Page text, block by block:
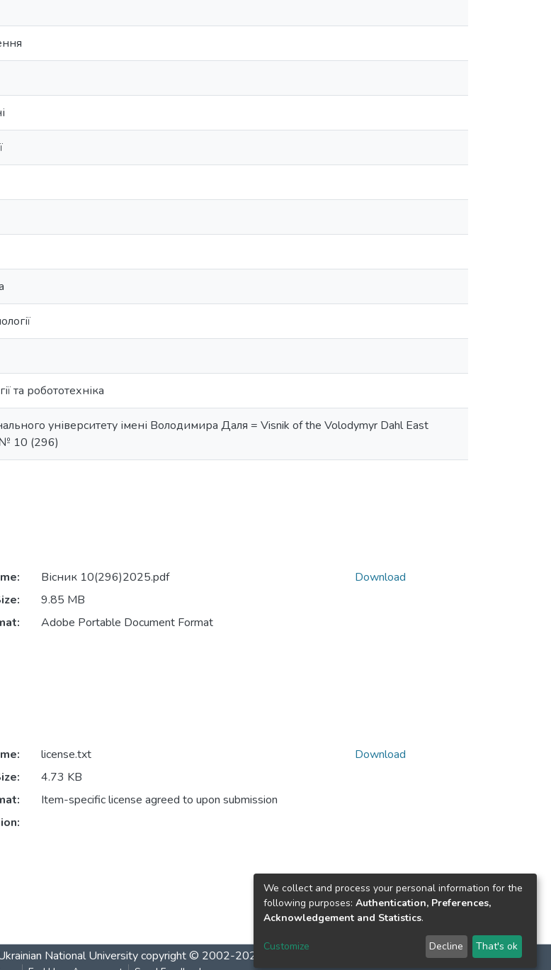
та робототехніка
університету імені Володимира Даля = Visnik of the Volodymyr Dahl East
№ 10 (296)
Вісник 10(296)2025.pdf
9.85 MB
Adobe Portable Document Format
Download
license.txt
4.73 KB
Item-specific license agreed to upon submission
Download
National Universitycopyright © 2002-2026
We collect and process your personal information for the
following purposes: Authentication, Preferences,
Acknowledgement and Statistics.
Customize Decline That's ok